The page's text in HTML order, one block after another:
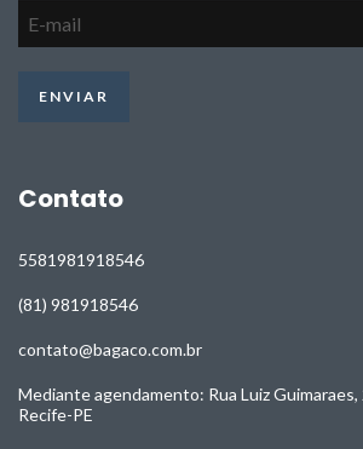
Contato
5581981918546
(81) 981918546
contato@bagaco.com.br
Mediante agendamento: Rua Luiz Guimaraes,
Recife-PE